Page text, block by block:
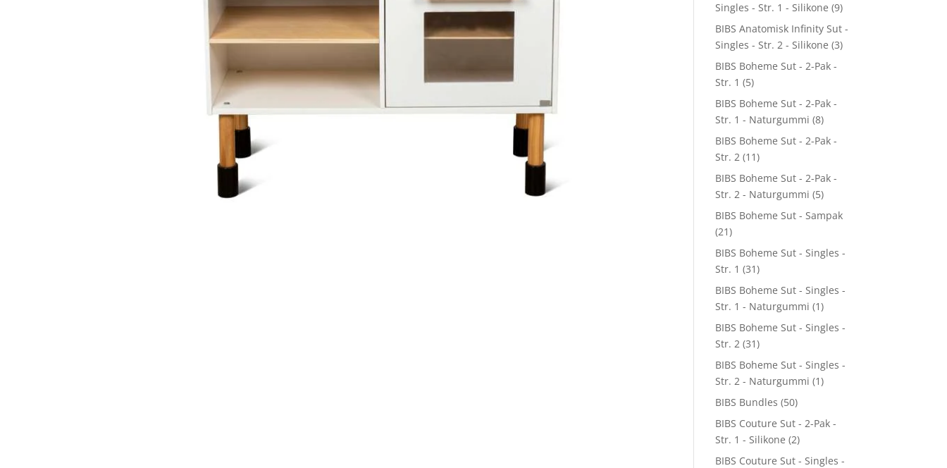
Singles - Str. 1 - Silikone (9)
BIBS Anatomisk Infinity Sut -
Singles - Str. 2 - Silikone (3)
BIBS Boheme Sut - 2-Pak -
Str. 1 (5)
BIBS Boheme Sut - 2-Pak -
Str. 1 - Naturgummi (8)
BIBS Boheme Sut - 2-Pak -
Str. 2 (11)
BIBS Boheme Sut - 2-Pak -
Str. 2 - Naturgummi (5)
BIBS Boheme Sut - Sampak
(21)
BIBS Boheme Sut - Singles -
Str. 1 (31)
BIBS Boheme Sut - Singles -
Str. 1 - Naturgummi (1)
BIBS Boheme Sut - Singles -
Str. 2 (31)
BIBS Boheme Sut - Singles -
Str. 2 - Naturgummi (1)
BIBS Bundles (50)
BIBS Couture Sut - 2-Pak -
Str. 1 - Silikone (2)
BIBS Couture Sut - Singles -